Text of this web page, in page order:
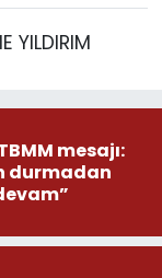
YILDIRIM
mesajı:
durmadan